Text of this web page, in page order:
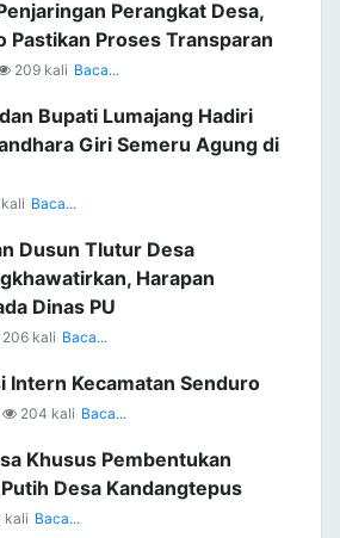
Perangkat Desa,
Pastikan Proses Transparan
209 kali Baca...
Bupati Lumajang Hadiri
Giri Semeru Agung di
Baca...
Dusun Tlutur Desa
Harapan
Dinas PU
206 kali Baca...
Intern Kecamatan Senduro
204 kali Baca...
Khusus Pembentukan
Desa Kandangtepus
kali Baca...